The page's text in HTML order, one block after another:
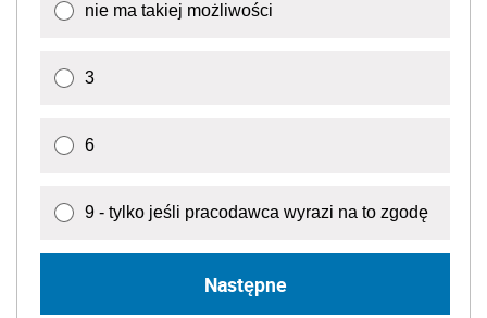
nie ma takiej możliwości
3
6
9 - tylko jeśli pracodawca wyrazi na to zgodę
Następne